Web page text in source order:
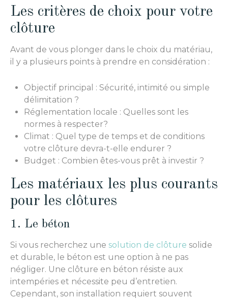
Les critères de choix pour votre
clôture
Avant de vous plonger dans le choix du matériau,
il y a plusieurs points à prendre en considération :
Objectif principal : Sécurité, intimité ou simple
délimitation ?
Réglementation locale : Quelles sont les
normes à respecter?
Climat : Quel type de temps et de conditions
votre clôture devra-t-elle endurer ?
Budget : Combien êtes-vous prêt à investir ?
Les matériaux les plus courants
pour les clôtures
1. Le béton
Si vous recherchez une solution de clôture solide
et durable, le béton est une option à ne pas
négliger. Une clôture en béton résiste aux
intempéries et nécessite peu d’entretien.
Cependant, son installation requiert souvent